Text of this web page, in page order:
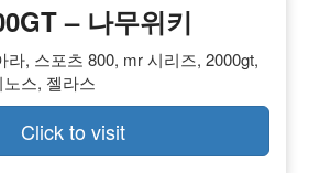
– 나무위키
라, 스포츠 800, mr 시리즈, 2000gt,
스, 젤라스
Click to visit